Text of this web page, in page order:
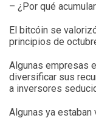
– ¿Por qué
El bitcóin se
principios de
Algunas empresas
diversificar sus
a inversores
Algunas ya estaban